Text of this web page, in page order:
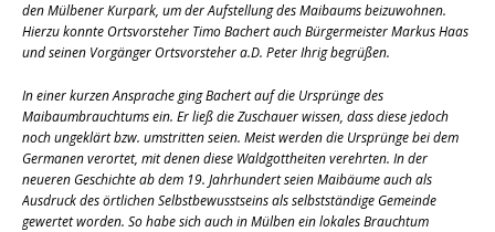
den Mülbener Kurpark, um der Aufstellung des Maibaums beizuwohnen.
Hierzu konnte Ortsvorsteher Timo Bachert auch Bürgermeister Markus Haas
und seinen Vorgänger Ortsvorsteher a.D. Peter Ihrig begrüßen.
In einer kurzen Ansprache ging Bachert auf die Ursprünge des
Maibaumbrauchtums ein. Er ließ die Zuschauer wissen, dass diese jedoch
noch ungeklärt bzw. umstritten seien. Meist werden die Ursprünge bei dem
Germanen verortet, mit denen diese Waldgottheiten verehrten. In der
neueren Geschichte ab dem 19. Jahrhundert seien Maibäume auch als
Ausdruck des örtlichen Selbstbewusstseins als selbstständige Gemeinde
gewertet worden. So habe sich auch in Mülben ein lokales Brauchtum